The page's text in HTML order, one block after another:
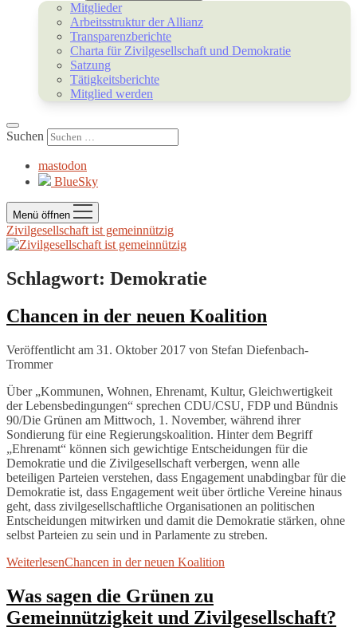
Mitglieder
Arbeitsstruktur der Allianz
Transparenzberichte
Charta für Zivilgesellschaft und Demokratie
Satzung
Tätigkeitsberichte
Mitglied werden
Suchen
mastodon
BlueSky
Menü öffnen
Zivilgesellschaft ist gemeinnützig
Schlagwort: Demokratie
Chancen in der neuen Koalition
Veröffentlicht am 31. Oktober 2017 von Stefan Diefenbach-
Trommer
Über „Kommunen, Wohnen, Ehrenamt, Kultur, Gleichwertigkeit
der Lebensbedingungen“ sprechen CDU/CSU, FDP und Bündnis
90/Die Grünen am Mittwoch, 1. November, während ihrer
Sondierung für eine Regierungskoalition. Hinter dem Begriff
„Ehrenamt“ können sich gewichtige Entscheidungen für die
Demokratie und die Zivilgesellschaft verbergen, wenn alle
beteiligen Parteien verstehen, dass Engagement unabdingbar für die
Demokratie ist, dass Engagement weit über örtliche Vereine hinaus
geht, dass zivilgesellschaftliche Organisationen an politischen
Entscheidungen mitwirken und damit die Demokratie stärken, ohne
selbst Parteien zu sein und in Parlamente zu streben.
WeiterlesenChancen in der neuen Koalition
Was sagen die Grünen zu
Gemeinnützigkeit und Zivilgesellschaft?